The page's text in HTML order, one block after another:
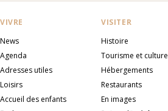
VIVRE
News
Agenda
Adresses utiles
Loisirs
Accueil des enfants
VISITER
Histoire
Tourisme et culture
Hébergements
Restaurants
En images